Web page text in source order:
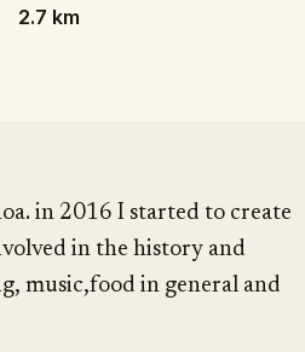
2.7 km
in 2016 I started to create
in the history and
music,food in general and